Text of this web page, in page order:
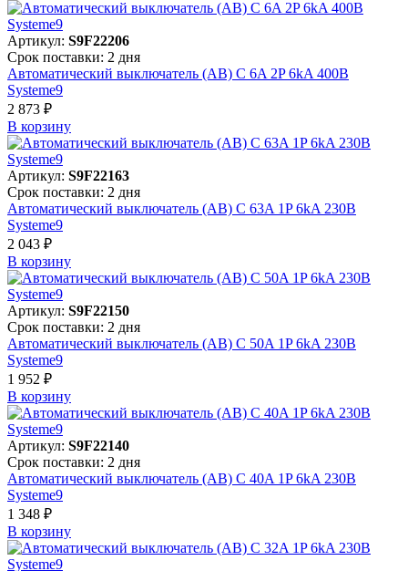
Артикул: S9F22206
Срок поставки: 2 дня
Автоматический выключатель (АВ) C 6A 2P 6kA 400В
Systeme9
2 873 ₽
В корзинy
Артикул: S9F22163
Срок поставки: 2 дня
Автоматический выключатель (АВ) C 63A 1P 6kA 230В
Systeme9
2 043 ₽
В корзинy
Артикул: S9F22150
Срок поставки: 2 дня
Автоматический выключатель (АВ) C 50A 1P 6kA 230В
Systeme9
1 952 ₽
В корзинy
Артикул: S9F22140
Срок поставки: 2 дня
Автоматический выключатель (АВ) C 40A 1P 6kA 230В
Systeme9
1 348 ₽
В корзинy